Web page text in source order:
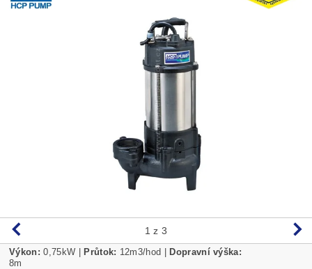
1 z 3
Výkon:0,75kW | Průtok: 12m3/hod |
Dopravní výška:
8m